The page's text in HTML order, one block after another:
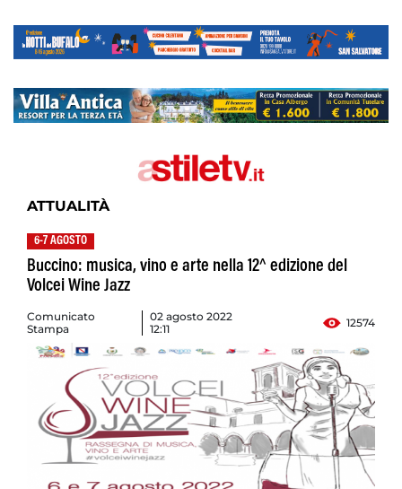
ATTUALITÀ
6-7 AGOSTO
Buccino: musica, vino e arte nella 12^ edizione del
Volcei Wine Jazz
Comunicato
Stampa
02 agosto 2022
12:11
12574